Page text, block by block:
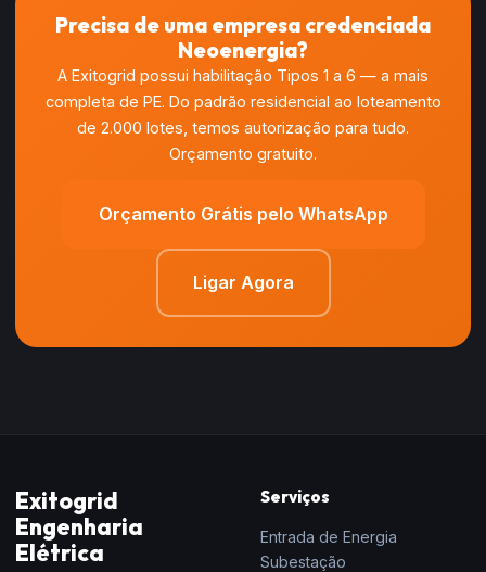
Precisa de uma empresa credenciada
Neoenergia?
A Exitogrid possui habilitação Tipos 1 a 6 — a mais
completa de PE. Do padrão residencial ao loteamento
de 2.000 lotes, temos autorização para tudo.
Orçamento gratuito.
Orçamento Grátis pelo WhatsApp
Ligar Agora
Exitogrid
Engenharia
Elétrica
Serviços
Entrada de Energia
Subestação